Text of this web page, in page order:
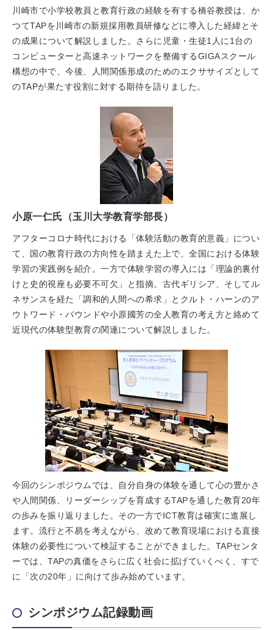
川崎市で小学校教員と教育行政の経験を有する橋谷教授は、か
つてTAPを川崎市の新規採用教員研修などに導入した経緯とそ
の成果について解説しました。さらに児童・生徒1人に1台の
コンピューターと高速ネットワークを整備するGIGAスクール
構想の中で、今後、人間関係形成のためのエクササイズとして
のTAPが果たす役割に対する期待を語りました。
小原一仁氏（玉川大学教育学部長）
アフターコロナ時代における「体験活動の教育的意義」につい
て、国の教育行政の方向性を踏まえた上で、全国における体験
学習の実践例を紹介。一方で体験学習の導入には「理論的裏付
けと史的視座も必要不可欠」と指摘。古代ギリシア、そしてル
ネサンスを経た「調和的人間への希求」とクルト・ハーンのア
ウトワード・バウンドや小原國芳の全人教育の考え方と絡めて
近現代の体験型教育の関連について解説しました。
今回のシンポジウムでは、自分自身の体験を通して心の豊かさ
や人間関係、リーダーシップを育成するTAPを通した教育20年
の歩みを振り返りました。その一方でICT教育は確実に進展し
ます。流行と不易を考えながら、改めて教育現場における直接
体験の必要性について検証することができました。TAPセンタ
ーでは、TAPの真価をさらに広く社会に拡げていくべく、すで
に「次の20年」に向けて歩み始めています。
シンポジウム記録動画